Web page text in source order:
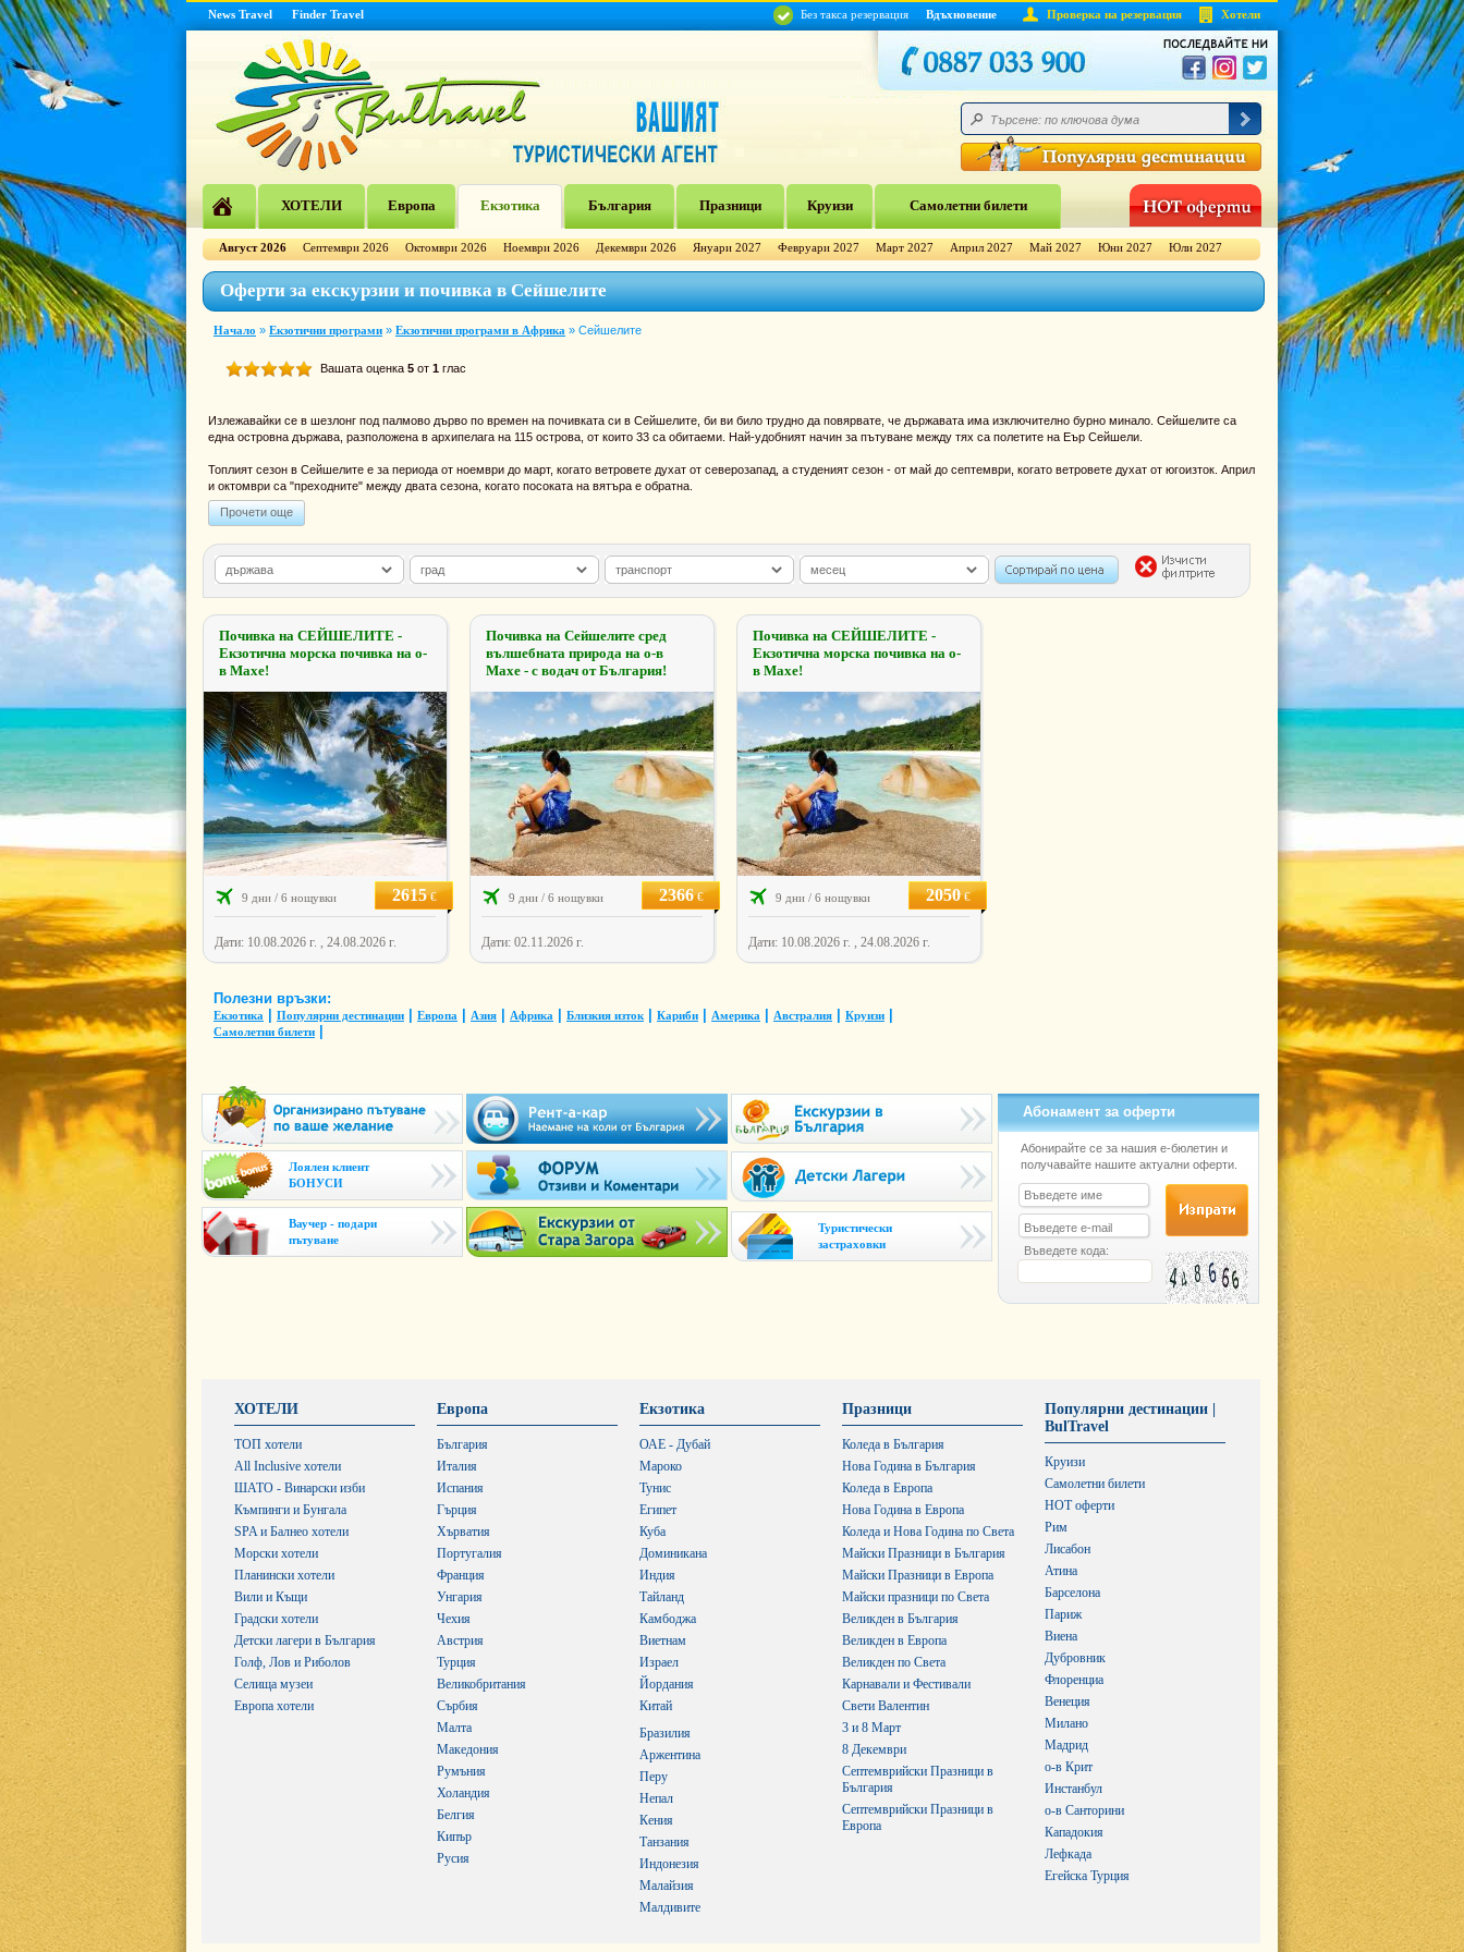
Без такса резервация Вдъхновение Проверка на резервация Хотели
News Travel Finder Travel
ХОТЕЛИ Европа Екзотика България Празници Круизи Самолетни билети
Август 2026 Септември 2026 Октомври 2026 Ноември 2026 Декември 2026 Януари 2027 Февруари 2027 Март 2027 Април 2027 Май 2027 Юни 2027 Юли 2027
Оферти за екскурзии и почивка в Сейшелите
Начало » Екзотични програми » Екзотични програми в Африка » Сейшелите
Вашата оценка 5 от 1 глас
Излежавайки се в шезлонг под палмово дърво по времен на почивката си в Сейшелите, би ви било трудно да повярвате, че държавата има изключително бурно минало. Сейшелите са
една островна държава, разположена в архипелага на 115 острова, от които 33 са обитаеми. Най-удобният начин за пътуване между тях са полетите на Еър Сейшели.
Топлият сезон в Сейшелите е за периода от ноември до март, когато ветровете духат от северозапад, а студеният сезон - от май до септември, когато ветровете духат от югоизток. Април
и октомври са "преходните" между двата сезона, когато посоката на вятъра е обратна.
Прочети още
Почивка на СЕЙШЕЛИТЕ -
Екзотична морска почивка на о-
в Махе!
9 дни / 6 нощувки 2615€
Дати: 10.08.2026 г. , 24.08.2026 г.
Почивка на Сейшелите сред
вълшебната природа на о-в
Махе - с водач от България!
9 дни / 6 нощувки 2366€
Дати: 02.11.2026 г.
Почивка на СЕЙШЕЛИТЕ -
Екзотична морска почивка на о-
в Махе!
9 дни / 6 нощувки 2050€
Дати: 10.08.2026 г. , 24.08.2026 г.
Полезни връзки:
Екзотика Популярни дестинации Европа Азия Африка Близкия изток Кариби Америка Австралия Круизи
Самолетни билети
Лоялен клиент
БОНУСИ
Ваучер - подари
пътуване
Туристически
застраховки
Абонамент за оферти
Абонирайте се за нашия е-бюлетин и
получавайте нашите актуални оферти.
Въведете кода:
ХОТЕЛИ
ТОП хотели
All Inclusive хотели
ШАТО - Винарски изби
Къмпинги и Бунгала
SPA и Балнео хотели
Морски хотели
Планински хотели
Вили и Къщи
Градски хотели
Детски лагери в България
Голф, Лов и Риболов
Селища музеи
Европа хотели
Европа
България
Италия
Испания
Гърция
Хърватия
Португалия
Франция
Унгария
Чехия
Австрия
Турция
Великобритания
Сърбия
Малта
Македония
Румъния
Холандия
Белгия
Кипър
Русия
Екзотика
ОАЕ - Дубай
Мароко
Тунис
Египет
Куба
Доминикана
Индия
Тайланд
Камбоджа
Виетнам
Израел
Йордания
Китай
Бразилия
Аржентина
Перу
Непал
Кения
Танзания
Индонезия
Малайзия
Малдивите
Празници
Коледа в България
Нова Година в България
Коледа в Европа
Нова Година в Европа
Коледа и Нова Година по Света
Майски Празници в България
Майски Празници в Европа
Майски празници по Света
Великден в България
Великден в Европа
Великден по Света
Карнавали и Фестивали
Свети Валентин
3 и 8 Март
8 Декември
Септемврийски Празници в
България
Септемврийски Празници в
Европа
Популярни дестинации |
BulTravel
Круизи
Самолетни билети
HOT оферти
Рим
Лисабон
Атина
Барселона
Париж
Виена
Дубровник
Флоренциа
Венеция
Милано
Мадрид
о-в Крит
Инстанбул
о-в Санторини
Кападокия
Лефкада
Егейска Турция